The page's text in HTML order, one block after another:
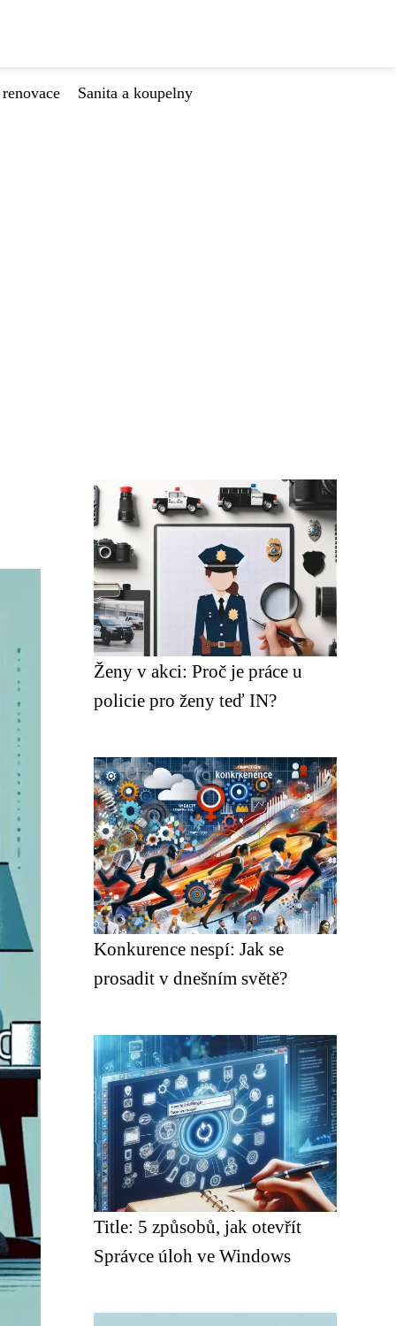
Sanita a koupelny
Ženy v akci: Proč je práce u
policie pro ženy teď IN?
Konkurence nespí: Jak se
prosadit v dnešním světě?
Title: 5 způsobů, jak otevřít
Správce úloh ve Windows